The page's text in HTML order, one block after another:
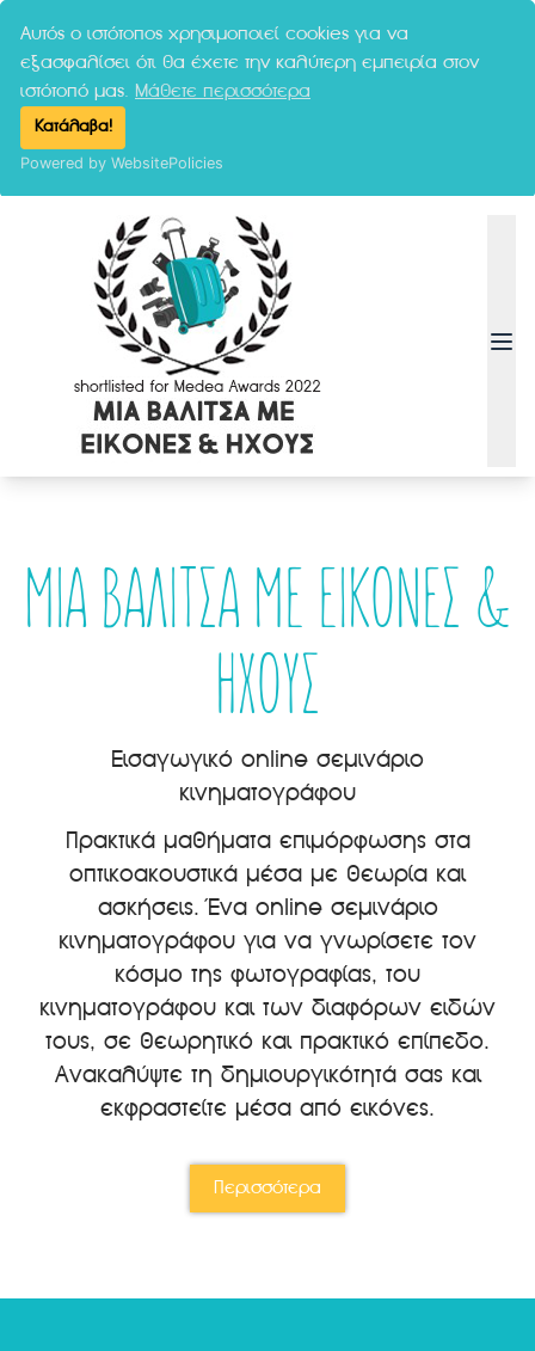
Αυτός ο ιστότοπος χρησιμοποιεί cookies για να
εξασφαλίσει ότι θα έχετε την καλύτερη εμπειρία στον
ιστότοπό μας. Μάθετε περισσότερα
Κατάλαβα!
Powered by WebsitePolicies
ΜΙΑ ΒΑΛΙΤΣΑ ΜΕ ΕΙΚΟΝΕΣ &
ΗΧΟΥΣ
Εισαγωγικό online σεμινάριο
κινηματογράφου
Πρακτικά μαθήματα επιμόρφωσης στα
οπτικοακουστικά μέσα με θεωρία και
ασκήσεις. Ένα online σεμινάριο
κινηματογράφου για να γνωρίσετε τον
κόσμο της φωτογραφίας, του
κινηματογράφου και των διαφόρων ειδών
τους, σε θεωρητικό και πρακτικό επίπεδο.
Ανακαλύψτε τη δημιουργικότητά σας και
εκφραστείτε μέσα από εικόνες.
Περισσότερα